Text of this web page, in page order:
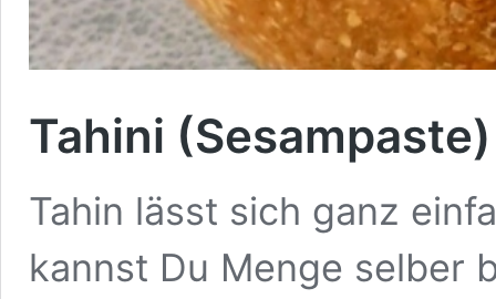
Tahini
Tahin lässt sich ganz
kannst Du Menge selber